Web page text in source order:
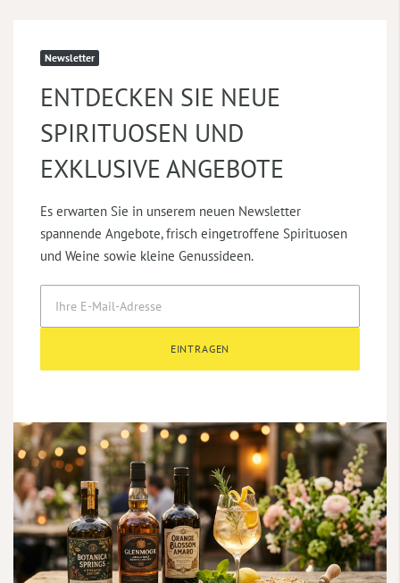
Newsletter
ENTDECKEN SIE NEUE
SPIRITUOSEN UND
EXKLUSIVE ANGEBOTE
Es erwarten Sie in unserem neuen Newsletter
spannende Angebote, frisch eingetroffene Spirituosen
und Weine sowie kleine Genussideen.
EINTRAGEN